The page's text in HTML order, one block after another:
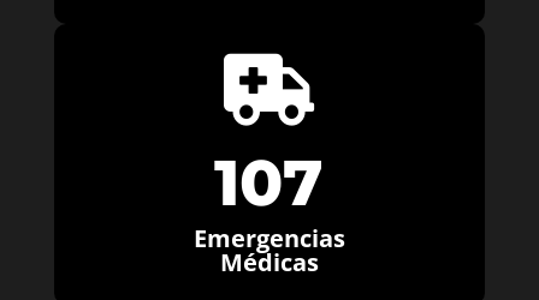

107
Emergencias
Médicas